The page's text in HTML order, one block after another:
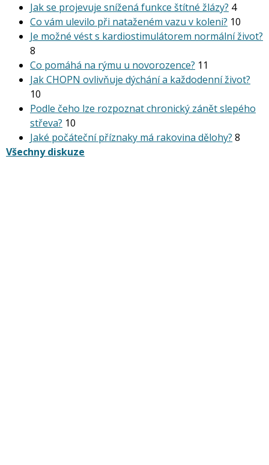
Jak se projevuje snížená funkce štítné žlázy? 4
Co vám ulevilo při nataženém vazu v koleni? 10
Je možné vést s kardiostimu­látorem normální život?
8
Co pomáhá na rýmu u novorozence? 11
Jak CHOPN ovlivňuje dýchání a každodenní život?
10
Podle čeho lze rozpoznat chronický zánět slepého
střeva? 10
Jaké počáteční příznaky má rakovina dělohy? 8
Všechny diskuze